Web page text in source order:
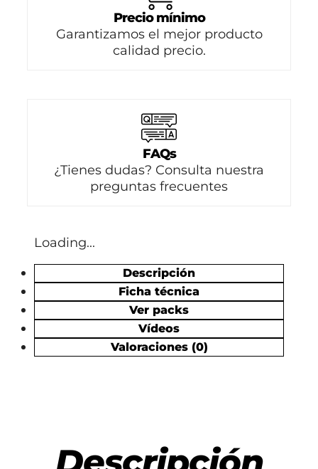
Precio mínimo
Garantizamos el mejor producto
calidad precio.
FAQs
¿Tienes dudas? Consulta nuestra
preguntas frecuentes
Loading...
Descripción
Ficha técnica
Ver packs
Vídeos
Valoraciones (0)